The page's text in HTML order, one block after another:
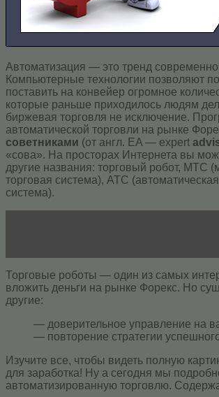
Автоматизация — это тренд
Компьютерные технологии позволяют
поставить на конвейер огромное
которые раньше приходилось людям
биржевая торговля не исключение.
автоматической торговли на рынке
советниками (от англ. EA — expert
«сова». На просторах Интернета вы
другие названия: торговый робот, МТС
торговая система), АТС
система).
Торговые роботы — один из самых
вложить деньги на рынке Форекс. Но
другие:
— доверительное управление на
— повторение стратегии
Изучите все, чтобы видеть полную
для заработка! Ну а сегодня мы
автоматизированную торговлю.